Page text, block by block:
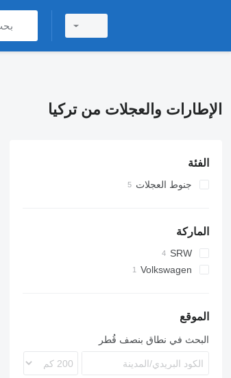
الإطارات والعجلات من تركيا
الفئة
جنوط العجلات
الماركة
SRW
Volkswagen
الموقع
البحث في نطاق بنصف قُطر